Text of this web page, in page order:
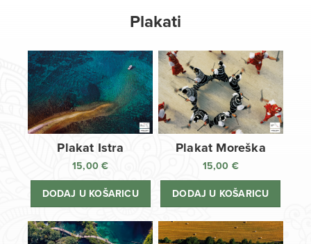
Plakati
Plakat Istra
15,00€
DODAJ U KOŠARICU
Plakat Moreška
15,00 €
DODAJ U KOŠARICU